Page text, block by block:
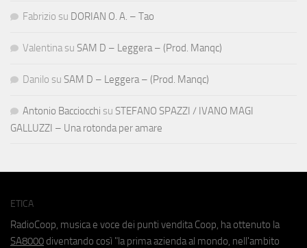
Fabrizio su DORIAN O. A. – Tao
Valentina su SAM D – Leggera – (Prod. Manqc)
Danilo su SAM D – Leggera – (Prod. Manqc)
Antonio Bacciocchi su STEFANO SPAZZI / IVANO MAGI
GALLUZZI – Una rotonda per amare
ETICA
RadioCoop, musica e voce dei punti vendita Coop, ha ottenuto la
SA8000 diventando così "la prima azienda al mondo, nell'ambito